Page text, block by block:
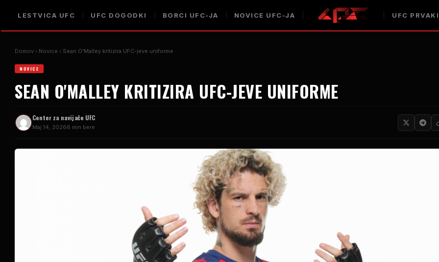
LESTVICA UFC UFC DOGODKI BORCI UFC-JA NOVICE UFC-JA UFC PRVAKI
Domov Novice Sean O'Malley kritizira UFC-jeve uniforme
NOVICE
SEAN O'MALLEY KRITIZIRA UFC-JEVE UNIFORME
Center za navijače UFC
Maj 14, 20266 min bere